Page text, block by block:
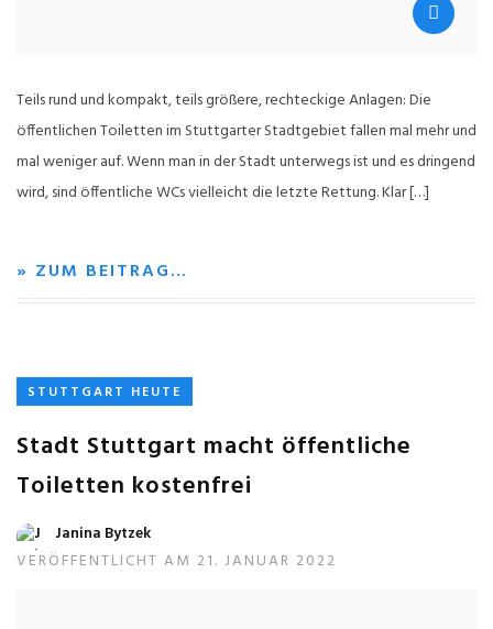
Teils rund und kompakt, teils größere, rechteckige Anlagen: Die
öffentlichen Toiletten im Stuttgarter Stadtgebiet fallen mal mehr und
mal weniger auf. Wenn man in der Stadt unterwegs ist und es dringend
wird, sind öffentliche WCs vielleicht die letzte Rettung. Klar […]
» ZUM BEITRAG…
STUTTGART HEUTE
Stadt Stuttgart macht öffentliche
Toiletten kostenfrei
Janina Bytzek
VERÖFFENTLICHT AM 21. JANUAR 2022